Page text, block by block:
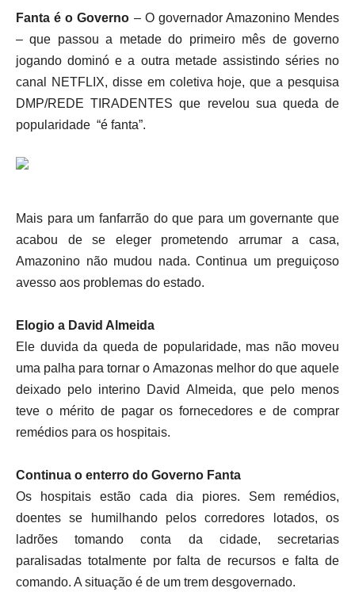
Fanta é o Governo – O governador Amazonino Mendes
– que passou a metade do primeiro mês de governo
jogando dominó e a outra metade assistindo séries no
canal NETFLIX, disse em coletiva hoje, que a pesquisa
DMP/REDE TIRADENTES que revelou sua queda de
popularidade “é fanta”.
Mais para um fanfarrão do que para um governante que
acabou de se eleger prometendo arrumar a casa,
Amazonino não mudou nada. Continua um preguiçoso
avesso aos problemas do estado.
Elogio a David Almeida
Ele duvida da queda de popularidade, mas não moveu
uma palha para tornar o Amazonas melhor do que aquele
deixado pelo interino David Almeida, que pelo menos
teve o mérito de pagar os fornecedores e de comprar
remédios para os hospitais.
Continua o enterro do Governo Fanta
Os hospitais estão cada dia piores. Sem remédios,
doentes se humilhando pelos corredores lotados, os
ladrões tomando conta da cidade, secretarias
paralisadas totalmente por falta de recursos e falta de
comando. A situação é de um trem desgovernado.